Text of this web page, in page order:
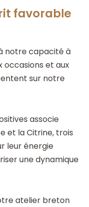
favorable
notre capacité à
occasions et aux
sur notre
associe
et la Citrine, trois
leur énergie
une dynamique
atelier breton